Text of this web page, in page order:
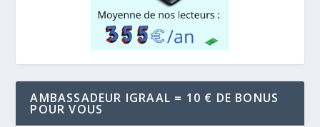
AMBASSADEUR IGRAAL = 10 € DE BONUS
POUR VOUS